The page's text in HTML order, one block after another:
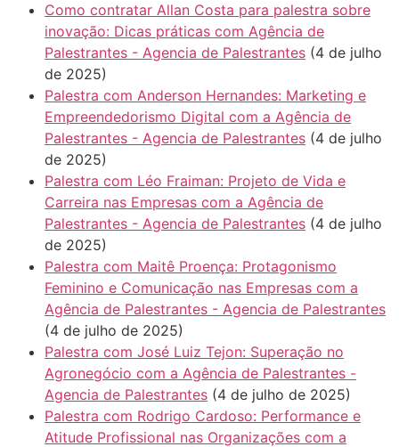
Como contratar Allan Costa para palestra sobre
inovação: Dicas práticas com Agência de
Palestrantes - Agencia de Palestrantes (4 de julho
de 2025)
Palestra com Anderson Hernandes: Marketing e
Empreendedorismo Digital com a Agência de
Palestrantes - Agencia de Palestrantes (4 de julho
de 2025)
Palestra com Léo Fraiman: Projeto de Vida e
Carreira nas Empresas com a Agência de
Palestrantes - Agencia de Palestrantes (4 de julho
de 2025)
Palestra com Maitê Proença: Protagonismo
Feminino e Comunicação nas Empresas com a
Agência de Palestrantes - Agencia de Palestrantes
(4 de julho de 2025)
Palestra com José Luiz Tejon: Superação no
Agronegócio com a Agência de Palestrantes -
Agencia de Palestrantes (4 de julho de 2025)
Palestra com Rodrigo Cardoso: Performance e
Atitude Profissional nas Organizações com a